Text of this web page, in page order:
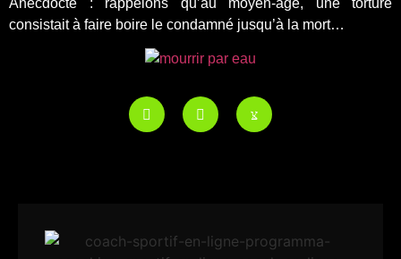
Anecdocte : rappelons qu’au moyen-âge, une torture
consistait à faire boire le condamné jusqu’à la mort…